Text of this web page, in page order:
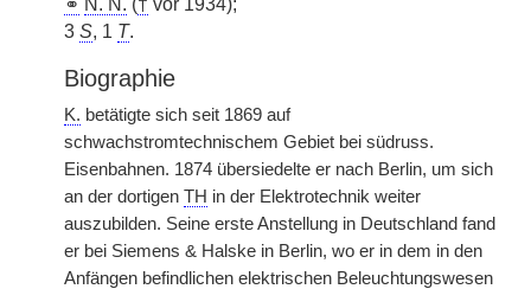
⚭ N. N. († vor 1934);
3 S, 1 T.
Biographie
K. betätigte sich seit 1869 auf
schwachstromtechnischem Gebiet bei südruss.
Eisenbahnen. 1874 übersiedelte er nach Berlin, um sich
an der dortigen TH in der Elektrotechnik weiter
auszubilden. Seine erste Anstellung in Deutschland fand
er bei Siemens & Halske in Berlin, wo er in dem in den
Anfängen befindlichen elektrischen Beleuchtungswesen